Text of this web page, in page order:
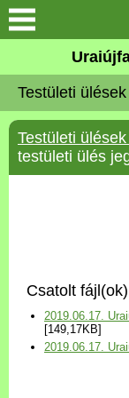
Köszöntő
Elérhetőségek
Uraiújfalu
Választási
Versenyképes
Testületi
Testületi
testületi ülés
Csatolt
2019.06.17.
[149,17KB]
2019.06.17.